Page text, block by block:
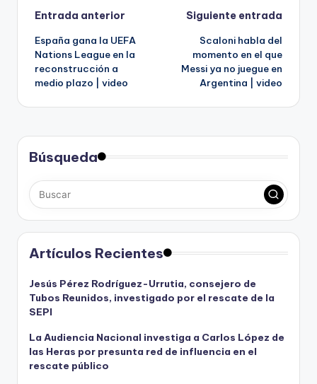
Navegación
de
entradas
Entrada anterior
España gana la UEFA
Nations League en la
reconstrucción a
medio plazo | video
Siguiente entrada
Scaloni habla del
momento en el que
Messi ya no juegue en
Argentina | video
Búsqueda
Artículos Recientes
Jesús Pérez Rodríguez-Urrutia, consejero de
Tubos Reunidos, investigado por el rescate de la
SEPI
La Audiencia Nacional investiga a Carlos López de
las Heras por presunta red de influencia en el
rescate público